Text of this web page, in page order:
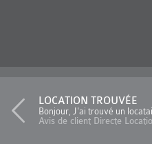
LOCATION TROUVÉE
Bonjour, J'ai trouvé un
Avis de client Directe